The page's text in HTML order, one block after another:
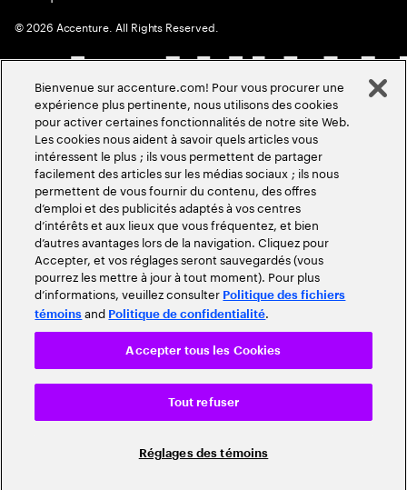
©2026 Accenture. All Rights Reserved.
Bienvenue sur accenture.com! Pour vous procurer une
expérience plus pertinente, nous utilisons des cookies
pour activer certaines fonctionnalités de notre site Web.
Les cookies nous aident à savoir quels articles vous
intéressent le plus ; ils vous permettent de partager
facilement des articles sur les médias sociaux ; ils nous
permettent de vous fournir du contenu, des offres
d’emploi et des publicités adaptés à vos centres
d’intérêts et aux lieux que vous fréquentez, et bien
d’autres avantages lors de la navigation. Cliquez pour
Accepter, et vos réglages seront sauvegardés (vous
pourrez les mettre à jour à tout moment). Pour plus
d’informations, veuillez consulter Politique des fichiers
témoins and Politique de confidentialité.
Réglages des témoins
Tout refuser
Accepter tous les Cookies